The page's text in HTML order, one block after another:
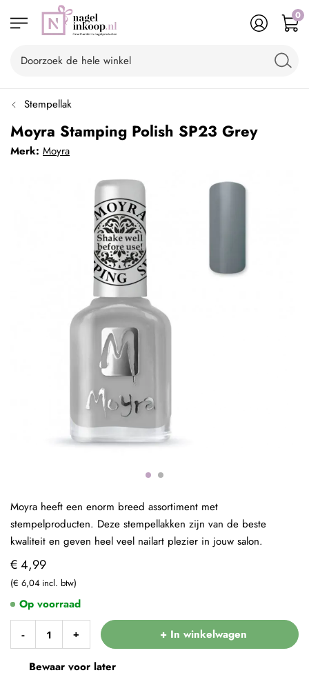
0
Stempellak
Moyra Stamping Polish SP23 Grey
Merk: Moyra
€ 4,99
€ 6,04
- + + In winkelwagen
Bewaar voor later
Op voorraad
Moyra heeft een enorm breed assortiment met
stempelproducten. Deze stempellakken zijn van de beste
kwaliteit en geven heel veel nailart plezier in jouw salon.